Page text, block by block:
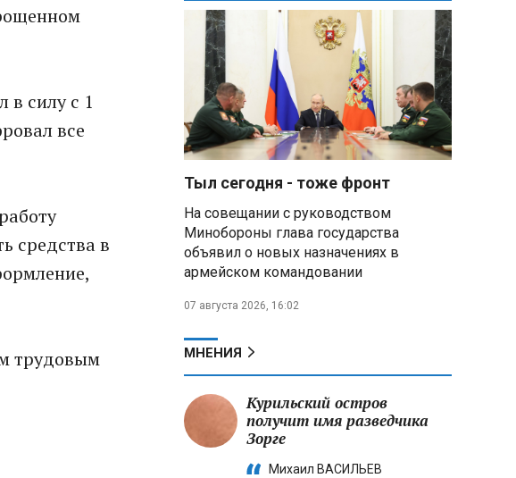
в силу с 1
все
средства в
трудовым
Тыл сегодня - тоже фронт
На совещании с руководством
Минобороны глава государства
объявил о новых назначениях в
армейском командовании
07 августа 2026, 16:02
МНЕНИЯ
Курильский остров
получит имя разведчика
Зорге
Михаил ВАСИЛЬЕВ